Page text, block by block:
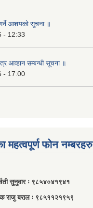
आशयको सूचना ॥
- 12:33
आव्हान सम्बन्धी सूचना ॥
- 17:00
महत्वपूर्ण फोन नम्बरहरु
सुनुवार ः ९८५४०४१९४१
राजु बराल ः ९८५११२१९५९